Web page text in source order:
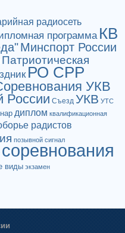
радиосеть
программа КВ
Минспорт России
Патриотическая
РО СРР
УКВ
России Съезд УКВ УТС
диплом квалификационная
радистов
позывной сигнал
соревнования
виды экзамен